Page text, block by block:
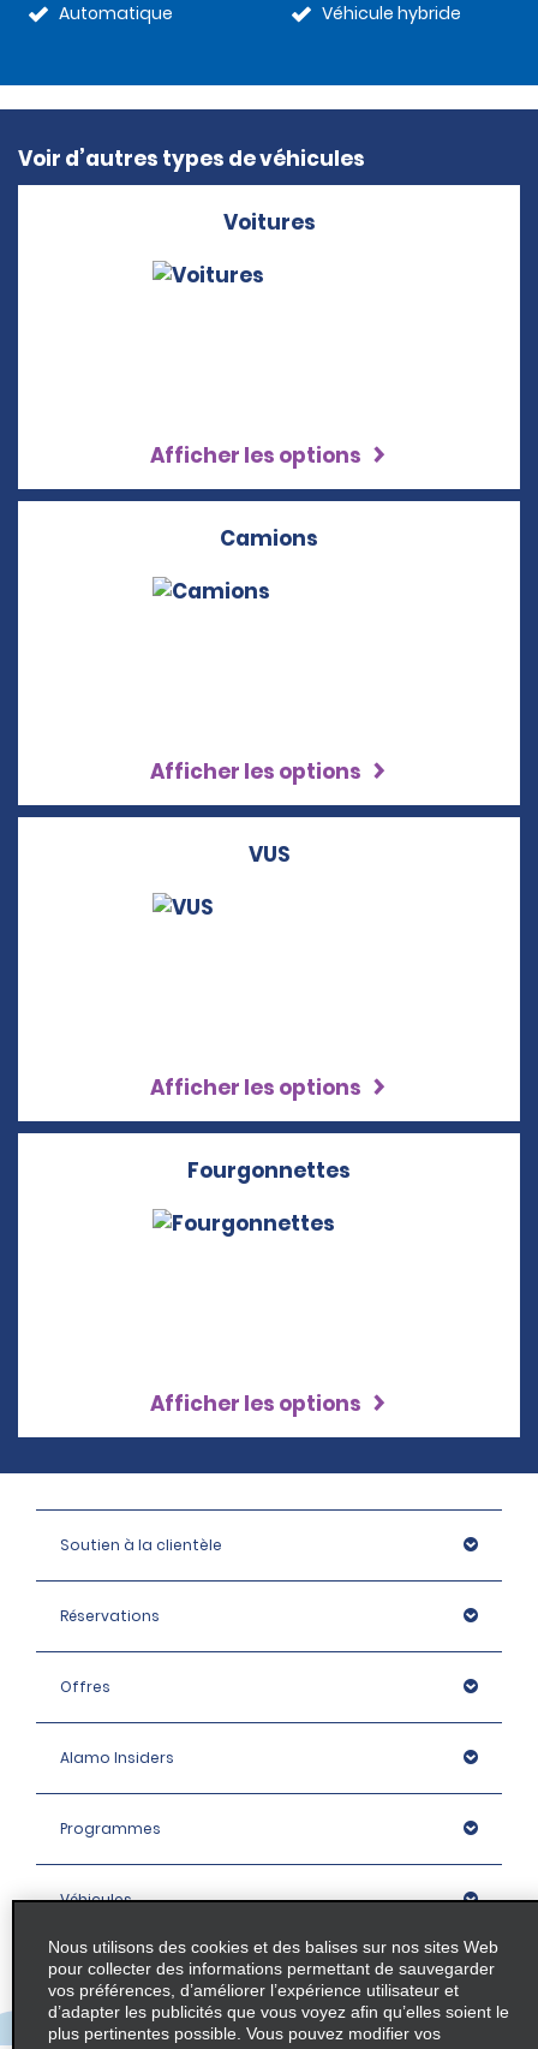
Automatique
Véhicule hybride
Voir d’autres types de véhicules
Voitures
Afficher les options
Camions
Afficher les options
VUS
Afficher les options
Fourgonnettes
Afficher les options
Soutien à la clientèle
Réservations
Offres
Alamo Insiders
Programmes
Véhicules
Succursales
Entreprise
Nous utilisons des cookies et des balises sur nos sites Web
pour collecter des informations permettant de sauvegarder
vos préférences, d’améliorer l’expérience utilisateur et
d’adapter les publicités que vous voyez afin qu’elles soient le
plus pertinentes possible. Vous pouvez modifier vos